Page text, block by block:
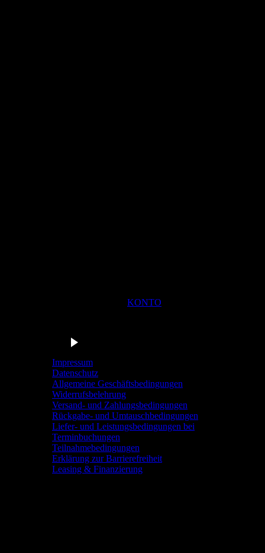
KONTO
Impressum
Datenschutz
Allgemeine Geschäftsbedingungen
Widerrufsbelehrung
Versand- und Zahlungsbedingungen
Rückgabe- und Umtauschbedingungen
Liefer- und Leistungsbedingungen bei
Terminbuchungen
Teilnahmebedingungen
Erklärung zur Barrierefreiheit
Leasing & Finanzierung